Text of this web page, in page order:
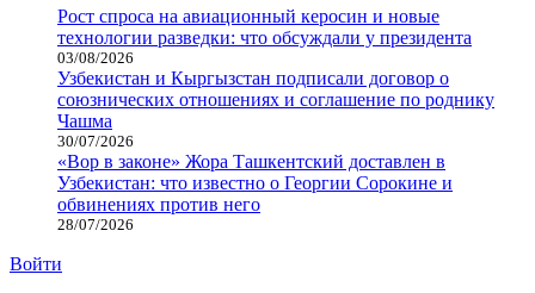
Рост спроса на авиационный керосин и новые
технологии разведки: что обсуждали у президента
03/08/2026
Узбекистан и Кыргызстан подписали договор о
союзнических отношениях и соглашение по роднику
Чашма
30/07/2026
«Вор в законе» Жора Ташкентский доставлен в
Узбекистан: что известно о Георгии Сорокине и
обвинениях против него
28/07/2026
Войти